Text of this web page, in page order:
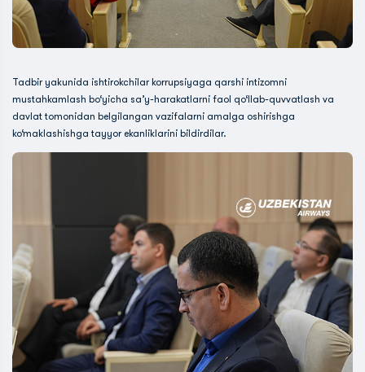
Tadbir yakunida ishtirokchilar korrupsiyaga qarshi intizomni
mustahkamlash bo‘yicha sa’y-harakatlarni faol qo‘llab-quvvatlash va
davlat tomonidan belgilangan vazifalarni amalga oshirishga
ko‘maklashishga tayyor ekanliklarini bildirdilar.